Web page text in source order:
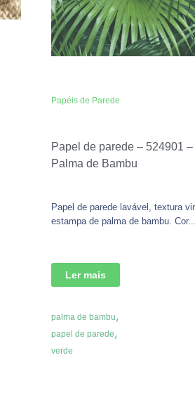
Papéis de Parede
Papel de parede – 524901 –
Palma de Bambu
Papel de parede lavável, textura
estampa de palma de bambu.
Ler mais
palma de bambu,
papel de parede,
verde